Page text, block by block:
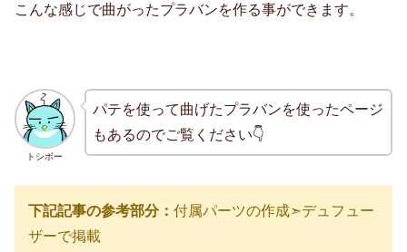
こんな感じで曲がったプラバンを作る事ができます。
トシボー
パテを使って曲げたプラバンを使ったページ
もあるのでご覧ください👇
下記記事の参考部分： 付属パーツの作成➣デュフュー
ザーで掲載